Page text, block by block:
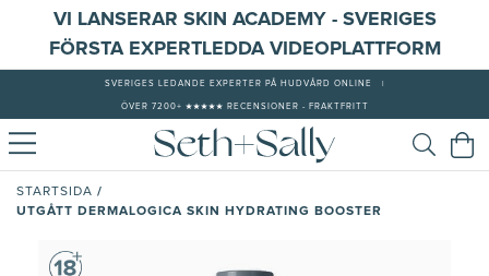
VI LANSERAR SKIN ACADEMY - SVERIGES
FÖRSTA EXPERTLEDDA VIDEOPLATTFORM
SVERIGES LEDANDE EXPERTER PÅ HUDVÅRD ONLINE
ÖVER 7200+ ★★★★★ RECENSIONER - FRAKTFRITT
STARTSIDA /
UTGÅTT DERMALOGICA SKIN HYDRATING BOOSTER